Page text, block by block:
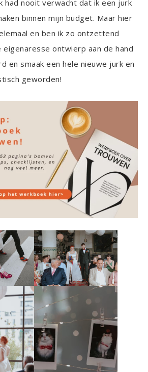
had nooit verwacht dat ik een jurk
binnen mijn budget. Maar hier
en ben ik zo ontzettend
eigenaresse ontwierp aan de hand
en smaak een hele nieuwe jurk en
geworden!